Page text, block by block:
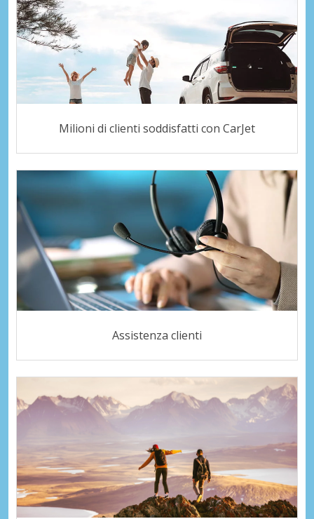
Milioni di clienti soddisfatti con CarJet
Assistenza clienti